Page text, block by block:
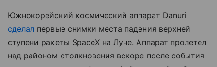
Южнокорейский космический аппарат Danuri
сделал первые снимки места падения верхней
ступени ракеты SpaceX на Луне. Аппарат пролетел
над районом столкновения вскоре после события